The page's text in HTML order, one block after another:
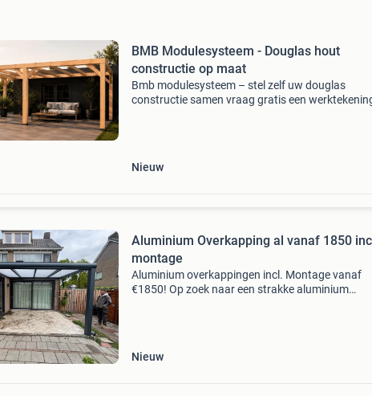
BMB Modulesysteem - Douglas hout
constructie op maat
Bmb modulesysteem – stel zelf uw douglas
constructie samen vraag gratis een
Nieuw
Aluminium Overkapping al vanaf 1850
montage
Aluminium overkappingen incl. Montage vanaf
€1850! Op zoek naar een strakke aluminium
Nieuw